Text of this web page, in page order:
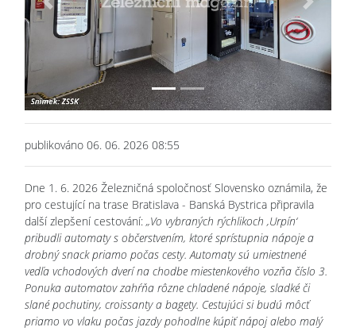
Previous Next
publikováno 06. 06. 2026 08:55
Dne 1. 6. 2026 Železničná spoločnosť Slovensko oznámila, že
pro cestující na trase Bratislava - Banská Bystrica připravila
další zlepšení cestování: „Vo vybraných rýchlikoch ‚Urpín‘
pribudli automaty s občerstvením, ktoré sprístupnia nápoje a
drobný snack priamo počas cesty. Automaty sú umiestnené
vedľa vchodových dverí na chodbe miestenkového vozňa číslo 3.
Ponuka automatov zahŕňa rôzne chladené nápoje, sladké či
slané pochutiny, croissanty a bagety. Cestujúci si budú môcť
priamo vo vlaku počas jazdy pohodlne kúpiť nápoj alebo malý